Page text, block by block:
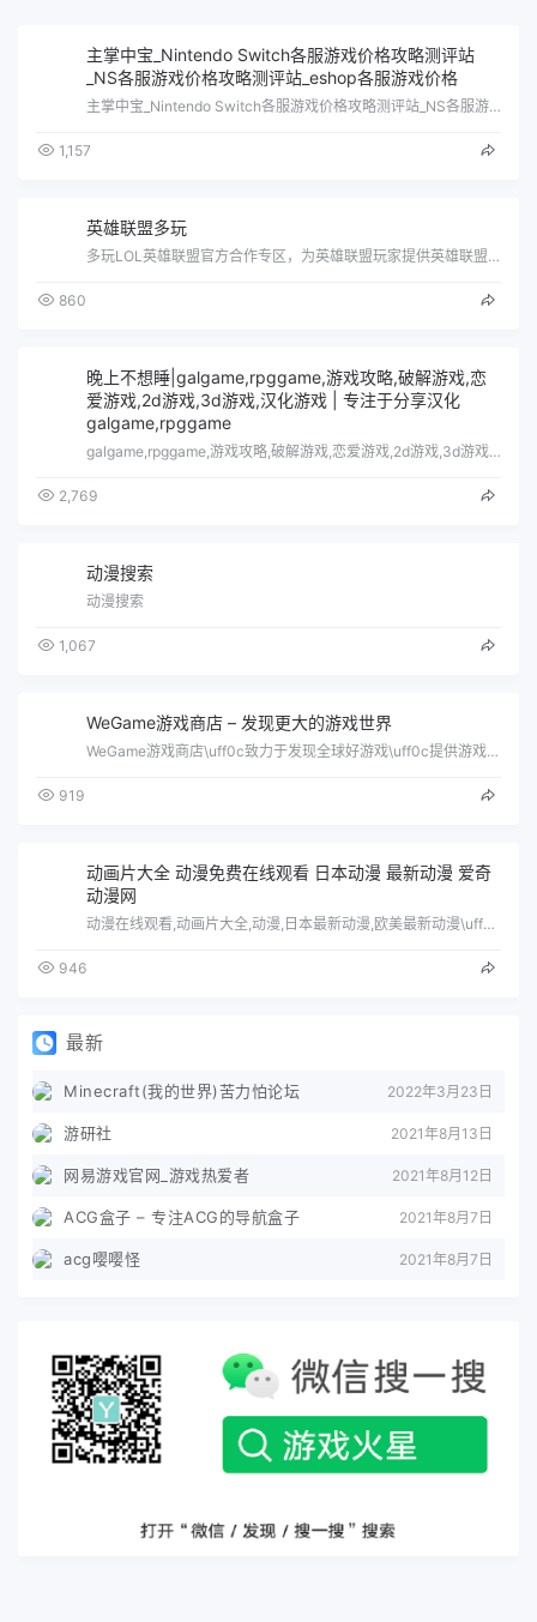
主掌中宝_Nintendo Switch各服游戏价格攻略测评站
_NS各服游戏价格攻略测评站_eshop各服游戏价格
主掌中宝_Nintendo Switch各服游戏价格攻略测评站_NS各服游戏价格攻略测评站_eshop各服游戏价格
1,157
英雄联盟多玩
多玩LOL英雄联盟官方合作专区，为英雄联盟玩家提供英雄联盟攻略、战斗力查询、英雄皮肤以及LOL视频截图、客户端下载等信息，更多LOL…
860
晚上不想睡|galgame,rpggame,游戏攻略,破解游戏,恋
爱游戏,2d游戏,3d游戏,汉化游戏 | 专注于分享汉化
galgame,rpggame
galgame,rpggame,游戏攻略,破解游戏,恋爱游戏,2d游戏,3d游戏,汉化游戏
2,769
动漫搜索
动漫搜索
1,067
WeGame游戏商店 – 发现更大的游戏世界
WeGame游戏商店\uff0c致力于发现全球好游戏\uff0c提供游戏资讯、购买、下载、助手、直播和社区等一站式游戏服务\uff0…
919
动画片大全 动漫免费在线观看 日本动漫 最新动漫 爱奇
动漫网
动漫在线观看,动画片大全,动漫,日本最新动漫,欧美最新动漫\uff0c国产最新动漫\uff0c好看的动漫,新番动漫\uff0c每周爱…
946
最新
Minecraft(我的世界)苦力怕论坛 2022年3月23日
游研社 2021年8月13日
网易游戏官网_游戏热爱者 2021年8月12日
ACG盒子 – 专注ACG的导航盒子 2021年8月7日
acg嘤嘤怪 2021年8月7日